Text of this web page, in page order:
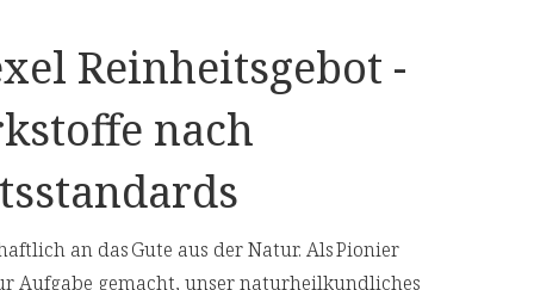
500 mg
Reinheitsgebot -
nach
an das Gute aus der Natur. Als Pionier
Aufgabe gemacht, unser naturheilkundliches